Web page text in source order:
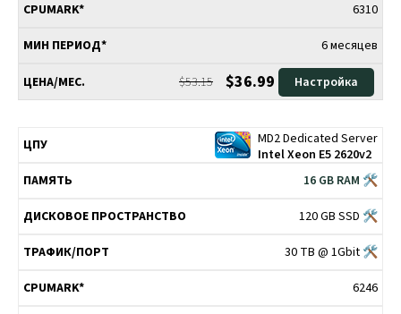
6310
6 месяцев
$53.15 $36.99 Настройка
MD2 Dedicated Server
Intel Xeon E5 2620v2
16 GB RAM 🛠
120 GB SSD 🛠
30 TB @ 1Gbit 🛠
6246